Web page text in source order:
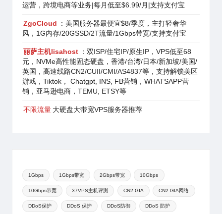
运营，跨境电商等业务|每月低至$6.99/月|支持支付宝
ZgoCloud
：美国服务器最便宜$8/季度，主打轻奢华
风，1G内存/20GSSD/2T流量/1Gbps带宽/支持支付宝
丽萨主机lisahost ：双ISP/住宅IP/原生IP，VPS低至68
元，NVMe高性能固态硬盘，香港/台湾/日本/新加坡/美国/
英国，高速线路CN2/CUII/CMI/AS4837等，支持解锁美区
游戏，Tiktok， Chatgpt, INS, FB营销，WHATSAPP营
销，亚马逊电商，TEMU, ETSY等
不限流量 大硬盘大带宽VPS服务器推荐
1Gbps 1Gbps带宽 2Gbps带宽 10Gbps
10Gbps带宽 37VPS主机评测 CN2 GIA CN2 GIA网络
DDoS保护 DDoS 保护 DDoS防御 DDoS 防护